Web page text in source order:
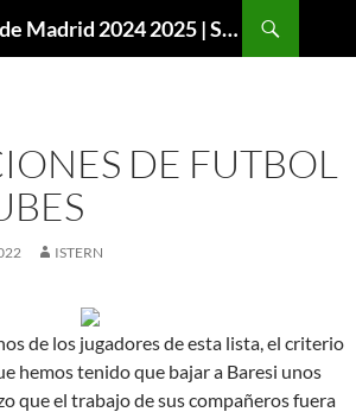
Chandal Atletico de Madrid 2024 2025 | SuperVigo
DE FUTBOL
ISTERN
de los jugadores de esta lista, el criterio
hemos tenido que bajar a Baresi unos
que el trabajo de sus compañeros fuera